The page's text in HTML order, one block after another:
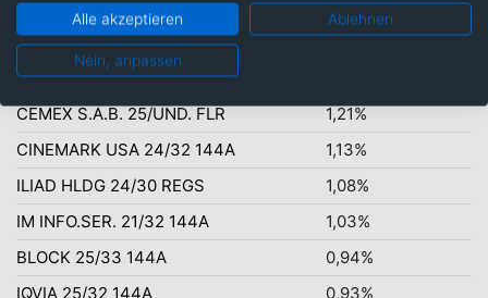
Top-Ten Titel
HT TROPLAST REGS 23/28
CEMEX S.A.B. 25/UND. FLR
1,21%
CINEMARK USA 24/32 144A
1,13%
ILIAD HLDG 24/30 REGS
1,08%
IM INFO.SER. 21/32 144A
1,03%
BLOCK 25/33 144A
0,94%
IQVIA 25/32 144A
0,93%
Alle akzeptieren Ablehnen
Nein, anpassen